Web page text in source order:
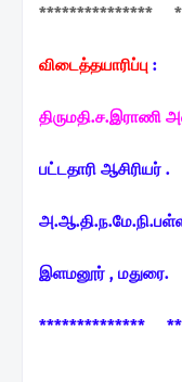
***************
விடைத்தயாரிப்பு :
திருமதி.ச.இராணி
பட்டதாரி ஆசிரியர் .
இளமனூர் , மதுரை.
**************